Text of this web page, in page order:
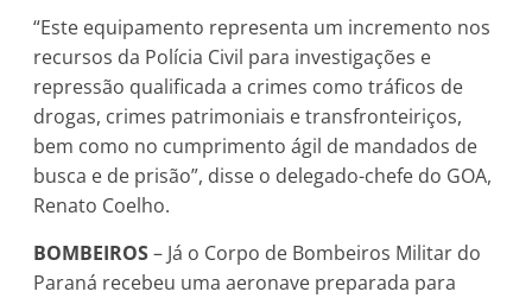
“Este equipamento representa um incremento nos
recursos da Polícia Civil para investigações e
repressão qualificada a crimes como tráficos de
drogas, crimes patrimoniais e transfronteiriços,
bem como no cumprimento ágil de mandados de
busca e de prisão”, disse o delegado-chefe do GOA,
Renato Coelho.
BOMBEIROS– Já o Corpo de Bombeiros Militar do
Paraná recebeu uma aeronave preparada para